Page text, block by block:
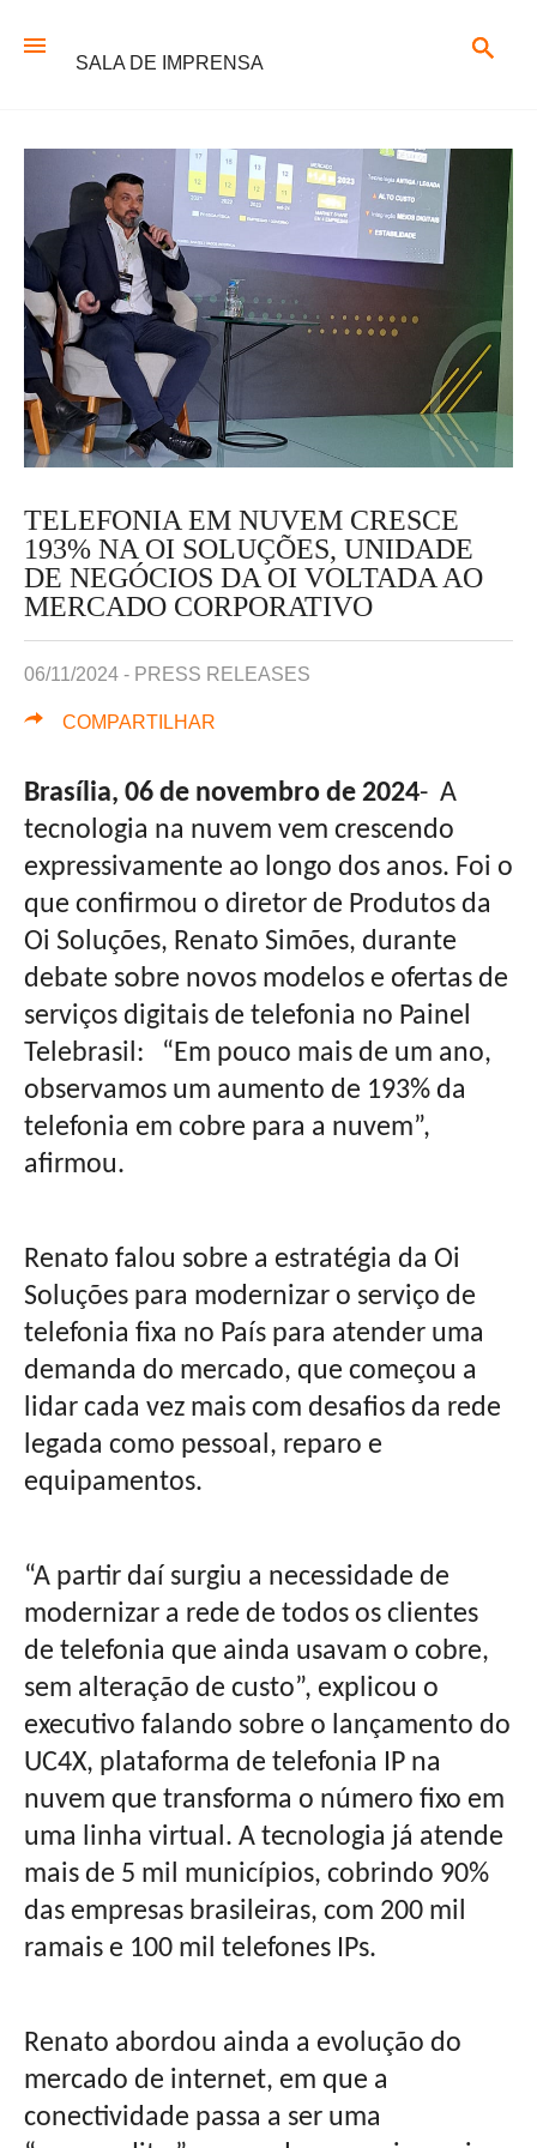
SALA DE IMPRENSA
TELEFONIA EM NUVEM CRESCE
193% NA OI SOLUÇÕES, UNIDADE
DE NEGÓCIOS DA OI VOLTADA AO
MERCADO CORPORATIVO
06/11/2024 - PRESS RELEASES
COMPARTILHAR
Brasília, 06 de novembro de 2024- A
tecnologia na nuvem vem crescendo
expressivamente ao longo dos anos. Foi o
que confirmou o diretor de Produtos da
Oi Soluções, Renato Simões, durante
debate sobre novos modelos e ofertas de
serviços digitais de telefonia no Painel
Telebrasil: “Em pouco mais de um ano,
observamos um aumento de 193% da
telefonia em cobre para a nuvem”,
afirmou.
Renato falou sobre a estratégia da Oi
Soluções para modernizar o serviço de
telefonia fixa no País para atender uma
demanda do mercado, que começou a
lidar cada vez mais com desafios da rede
legada como pessoal, reparo e
equipamentos.
“A partir daí surgiu a necessidade de
modernizar a rede de todos os clientes
de telefonia que ainda usavam o cobre,
sem alteração de custo”, explicou o
executivo falando sobre o lançamento do
UC4X, plataforma de telefonia IP na
nuvem que transforma o número fixo em
uma linha virtual. A tecnologia já atende
mais de 5 mil municípios, cobrindo 90%
das empresas brasileiras, com 200 mil
ramais e 100 mil telefones IPs.
Renato abordou ainda a evolução do
mercado de internet, em que a
conectividade passa a ser uma